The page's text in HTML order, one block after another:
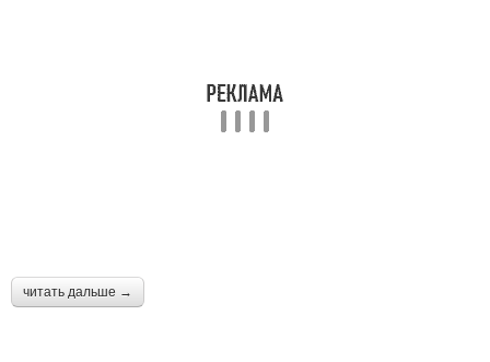
читать дальше →